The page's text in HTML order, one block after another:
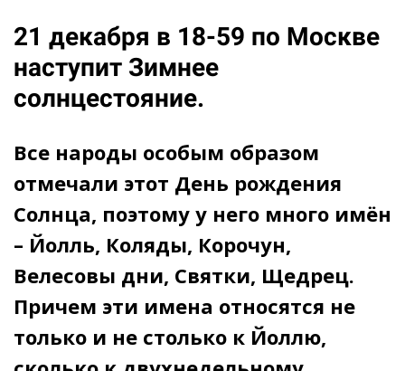
21 декабря в 18-59 по Москве
наступит Зимнее
солнцестояние.
Все народы особым образом
отмечали этот День рождения
Солнца, поэтому у него много имён
– Йолль, Коляды, Корочун,
Велесовы дни, Святки, Щедрец.
Причем эти имена относятся не
только и не столько к Йоллю,